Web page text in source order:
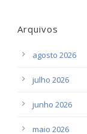
Arquivos
agosto 2026
julho 2026
junho 2026
maio 2026